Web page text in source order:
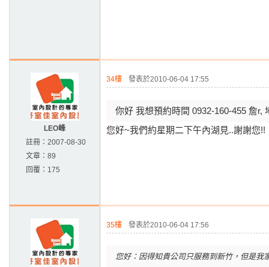
LEO峰
註冊： 2007-08-30
文章： 89
回覆： 175
34樓 發表於2010-06-04 17:55
你好 我想預約時間 0932-160-455 詹r,
您好~我們約星期二下午內湖見..謝謝您!!
35樓 發表於2010-06-04 17:56
您好：因得知貴公司只服務到新竹，但是我